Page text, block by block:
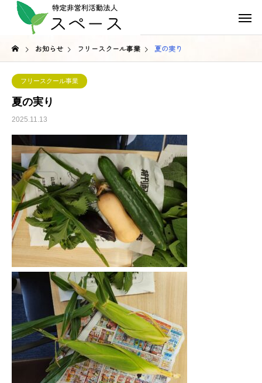
お知らせ フリースクール事業 夏の実り
フリースクール事業
夏の実り
2025.11.13